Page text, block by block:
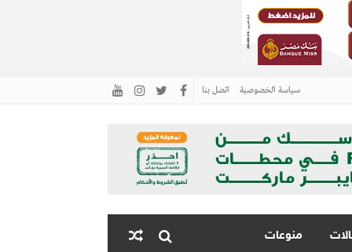
سياسة الخصوصية اتصل بنا
منوعات